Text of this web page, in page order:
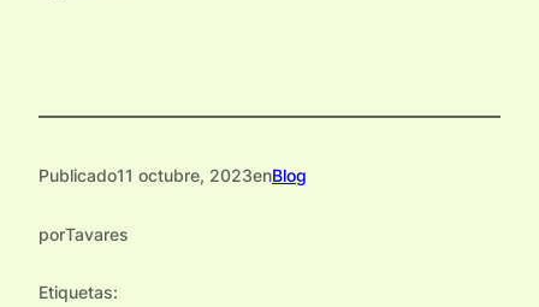
Publicado11 octubre, 2023enBlog
porTavares
Etiquetas: